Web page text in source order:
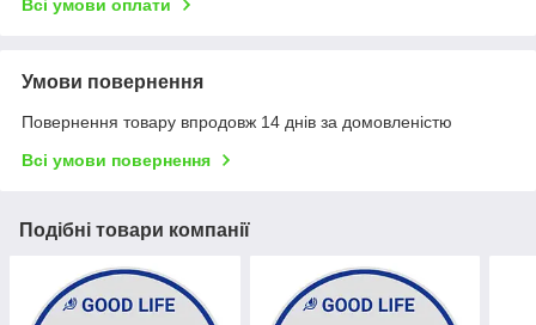
Всі умови оплати
Умови повернення
Повернення товару впродовж 14 днів за домовленістю
Всі умови повернення
Подібні товари компанії